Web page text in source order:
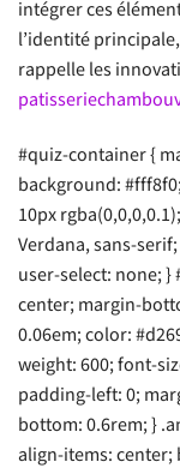
intégrer ces
l’identité
rappelle les
#quiz-container {
background:
10px
Verdana, sans-
user-select: none;
center; margin-
0.06em; color:
weight: 600; font-
padding-left: 0;
bottom: 0.6rem; }
align-items: